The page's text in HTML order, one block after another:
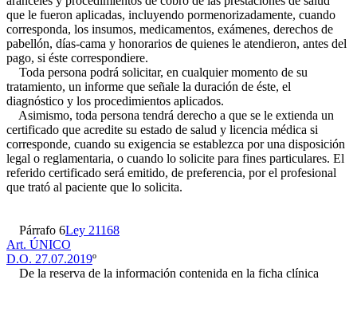
que le fueron aplicadas, incluyendo pormenorizadamente, cuando
corresponda, los insumos, medicamentos, exámenes, derechos de
pabellón, días-cama y honorarios de quienes le atendieron, antes del
pago, si éste correspondiere.
Toda persona podrá solicitar, en cualquier momento de su
tratamiento, un informe que señale la duración de éste, el
diagnóstico y los procedimientos aplicados.
Asimismo, toda persona tendrá derecho a que se le extienda un
certificado que acredite su estado de salud y licencia médica si
corresponde, cuando su exigencia se establezca por una disposición
legal o reglamentaria, o cuando lo solicite para fines particulares. El
referido certificado será emitido, de preferencia, por el profesional
que trató al paciente que lo solicita.
Párrafo 6Ley 21168
Art. ÚNICO
D.O. 27.07.2019º
De la reserva de la información contenida en la ficha clínica